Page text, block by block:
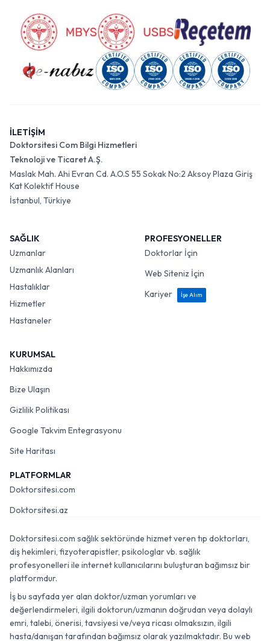
İLETİŞİM
Doktorsitesi Com Bilgi Hizmetleri
Teknoloji ve Ticaret A.Ş.
Maslak Mah. Ahi Evran Cd. A.O.S 55 Sokak No:2 Aksoy Plaza Giriş
Kat Kolektif House
İstanbul, Türkiye
SAĞLIK
Uzmanlar
Uzmanlık Alanları
Hastalıklar
Hizmetler
Hastaneler
PROFESYONELLER
Doktorlar İçin
Web Siteniz İçin
Kariyer
İşe Alım
KURUMSAL
Hakkımızda
Bize Ulaşın
Gizlilik Politikası
Google Takvim Entegrasyonu
Site Haritası
PLATFORMLAR
Doktorsitesi.com
Doktorsitesi.az
Doktorsitesi.com sağlık sektöründe hizmet veren tıp doktorları,
diş hekimleri, fizyoterapistler, psikologlar vb. sağlık
profesyonelleri ile internet kullanıcılarını buluşturan bağımsız bir
platformdur.
İş bu sayfada yer alan doktor/uzman yorumları ve
değerlendirmeleri, ilgili doktorun/uzmanın doğrudan veya dolaylı
emri, talebi, önerisi, tavsiyesi ve/veya ricası olmaksızın, ilgili
hasta/danışan tarafından bağımsız olarak yazılmaktadır. Bu web